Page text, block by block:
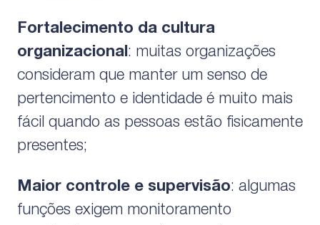
Fortalecimento da cultura
organizacional: muitas organizações
consideram que manter um senso de
pertencimento e identidade é muito mais
fácil quando as pessoas estão fisicamente
presentes;
Maior controle e supervisão: algumas
funções exigem monitoramento